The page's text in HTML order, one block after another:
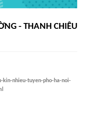
- THANH CHIÊU
kin-nhieu-tuyen-pho-ha-noi-